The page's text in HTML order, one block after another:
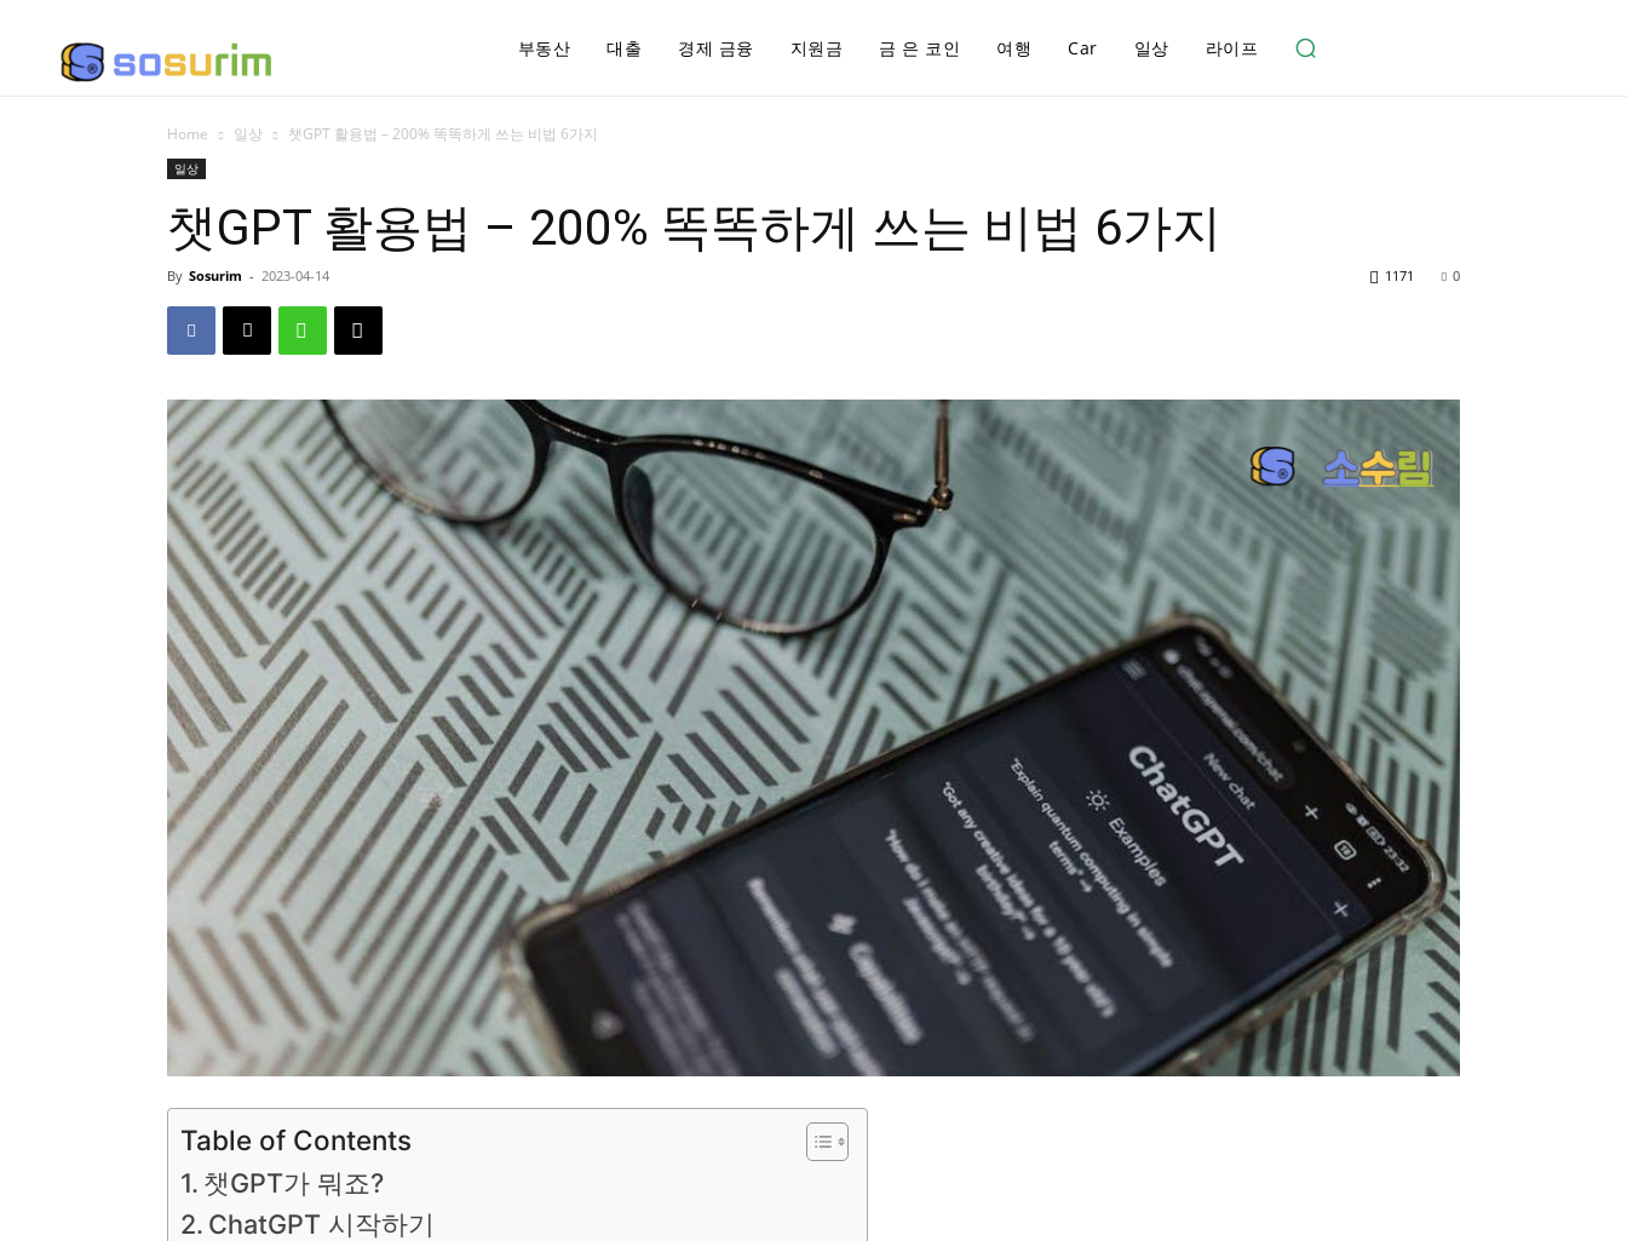
부동산 대출 경제 금융 지원금 금 은 코인 여행 Car 일상 라이프
Home 일상 챗GPT 활용법 – 200% 똑똑하게 쓰는 비법 6가지
일상
챗GPT 활용법 – 200% 똑똑하게 쓰는 비법 6가지
By Sosurim - 2023-04-14 0
1171
Table of Contents
챗GPT가 뭐죠?
ChatGPT 시작하기